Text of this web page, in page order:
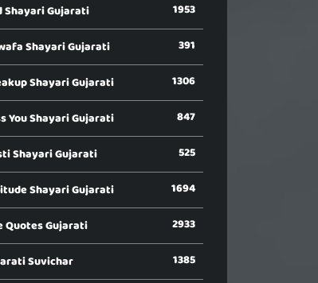
Shayari Gujarati 1953
Shayari Gujarati 391
Shayari Gujarati 1306
You Shayari Gujarati 847
Shayari Gujarati 525
Shayari Gujarati 1694
Quotes Gujarati 2933
Suvichar 1385